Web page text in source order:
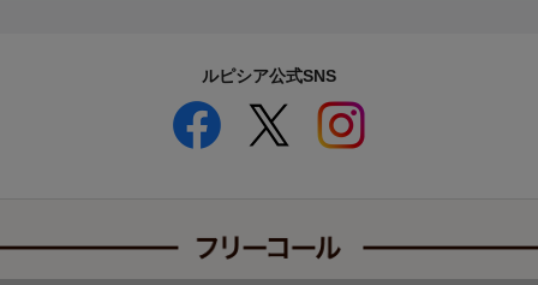
ルピシア公式SNS